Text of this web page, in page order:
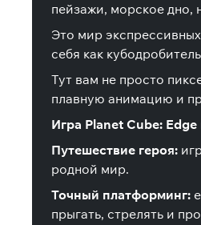
пейзажи, морское дно,
Это мир
себя как
Тут вам не просто
плавную анимацию и
Игра Planet Cube:
Путешествие героя:
родной мир.
Точный платформинг:
прыгать, стрелять и